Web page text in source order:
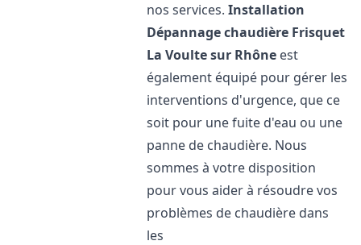
nos services.Installation
Dépannage chaudière Frisquet
La Voulte sur Rhône est
également équipé pour gérer les
interventions d'urgence, que ce
soit pour une fuite d'eau ou une
panne de chaudière. Nous
sommes à votre disposition
pour vous aider à résoudre vos
problèmes de chaudière dans
les